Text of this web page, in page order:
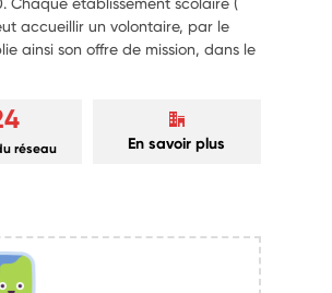
accueillir un volontaire, par le
ainsi son offre de mission, dans le
réseau En savoir plus